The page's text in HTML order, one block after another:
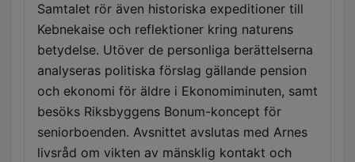
Samtalet rör även historiska expeditioner till
Kebnekaise och reflektioner kring naturens
betydelse. Utöver de personliga berättelserna
analyseras politiska förslag gällande pension
och ekonomi för äldre i Ekonomiminuten, samt
besöks Riksbyggens Bonum-koncept för
seniorboenden. Avsnittet avslutas med Arnes
livsråd om vikten av mänsklig kontakt och